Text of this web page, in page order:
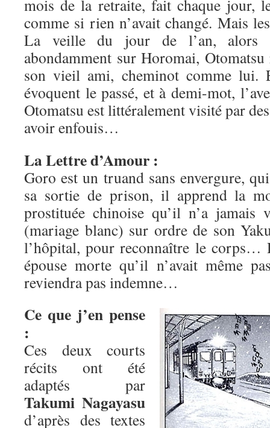
mois de la retraite, fait chaque jour,
comme si rien n’avait changé. Mais
La veille du jour de l’an, alors
abondamment sur Horomai,
son vieil ami, cheminot comme lui.
évoquent le passé, et à demi-mot,
Otomatsu est littéralement visité par
avoir enfouis…
La Lettre d’Amour :
Goro est un truand sans envergure,
sa sortie de prison, il apprend la
prostituée chinoise qu’il n’a jamais
(mariage blanc) sur ordre de son
l’hôpital, pour reconnaître le corps…
épouse morte qu’il n’avait même
reviendra pas indemne…
Ce que j’en pense
:
Ces deux courts
récits ont été
adaptés par
Takumi Nagayasu
d’après des textes